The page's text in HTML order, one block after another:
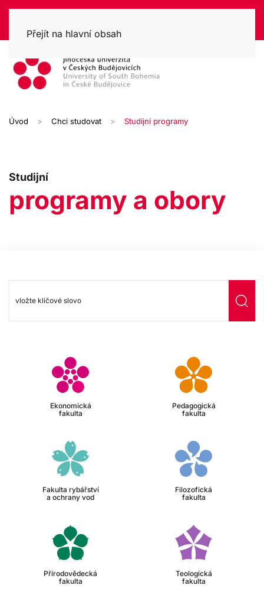
Přejít na hlavní obsah
Úvod Chci studovat Studijní programy
Studijní
programy a obory
Ekonomická
fakulta
Pedagogická
fakulta
Fakulta rybářství
a ochrany vod
Filozofická
fakulta
Přírodovědecká
fakulta
Teologická
fakulta